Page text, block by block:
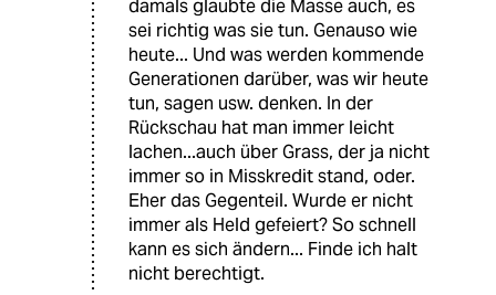
damals glaubte die Masse auch, es
sei richtig was sie tun. Genauso wie
heute... Und was werden kommende
Generationen darüber, was wir heute
tun, sagen usw. denken. In der
Rückschau hat man immer leicht
lachen...auch über Grass, der ja nicht
immer so in Misskredit stand, oder.
Eher das Gegenteil. Wurde er nicht
immer als Held gefeiert? So schnell
kann es sich ändern... Finde ich halt
nicht berechtigt.